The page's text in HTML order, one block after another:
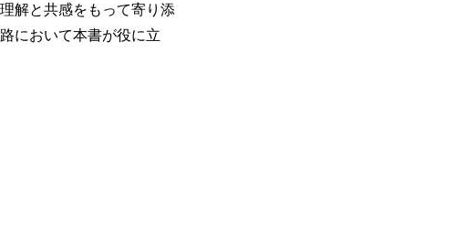
解と共感をもって寄り添
において本書が役に立